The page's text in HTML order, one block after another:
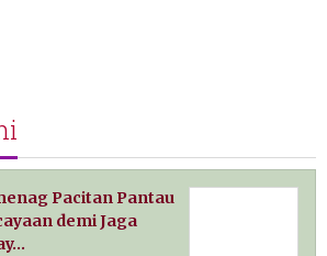
Pacitan Pantau
demi Jaga